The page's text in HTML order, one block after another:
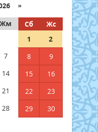
»
Жм Сб
Жс
1
2
7 8
9
14 15
16
21 22
23
28 29
30